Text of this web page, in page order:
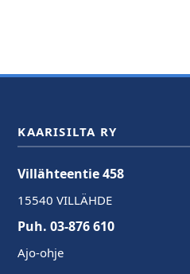
KAARISILTA RY
Villähteentie 458
15540 VILLÄHDE
Puh. 03-876 610
Ajo-ohje